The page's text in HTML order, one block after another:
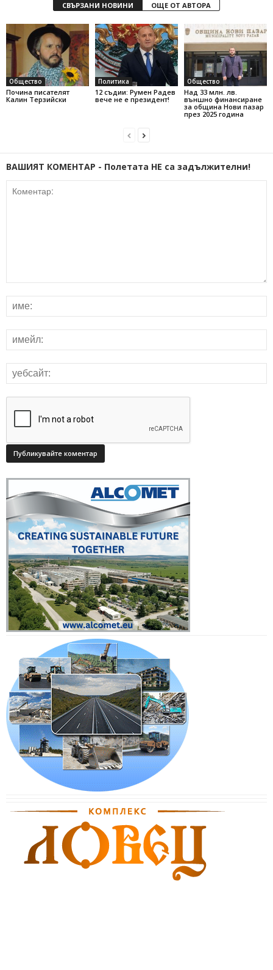
СВЪРЗАНИ НОВИНИ ОЩЕ ОТ АВТОРА
Общество
Почина писателят
Калин Терзийски
Политика
12 съдии: Румен Радев
вече не е президент!
Общество
Над 33 млн. лв.
външно финансиране
за община Нови пазар
през 2025 година
ВАШИЯТ КОМЕНТАР - Полетата НЕ са задължителни!